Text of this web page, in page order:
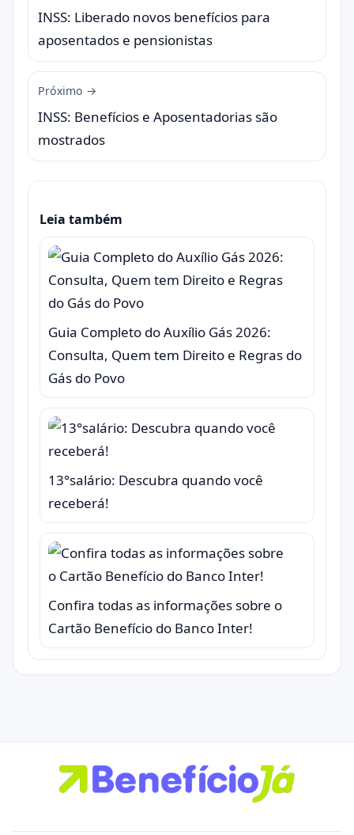
INSS: Liberado novos benefícios para
aposentados e pensionistas
Próximo →
INSS: Benefícios e Aposentadorias são
mostrados
Leia também
Guia Completo do Auxílio Gás 2026:
Consulta, Quem tem Direito e Regras do
Gás do Povo
13°salário: Descubra quando você
receberá!
Confira todas as informações sobre o
Cartão Benefício do Banco Inter!